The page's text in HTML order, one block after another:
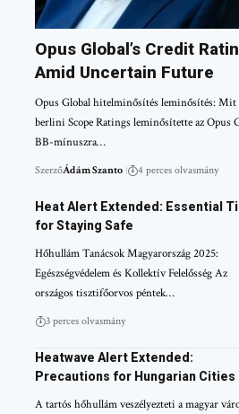
Opus Global’s Credit
Amid Uncertain Future
Opus Global hitelminősítés leminősítés: Mit
berlini Scope Ratings leminősítette az
BB-mínuszra…
SzerzőÁdám Szanto 4 perces olvasmány
Heat Alert Extended: Essential
for Staying Safe
Hőhullám Tanácsok Magyarország 2025:
Egészségvédelem és Kollektív Felelősség Az
országos tisztifőorvos péntek…
3 perces olvasmány
Heatwave Alert Extended:
Precautions for Hungarian Cities
A tartós hőhullám veszélyezteti a magyar